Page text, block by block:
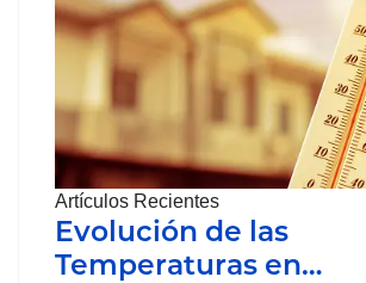
Artículos Recientes
Evolución de las
Temperaturas en…